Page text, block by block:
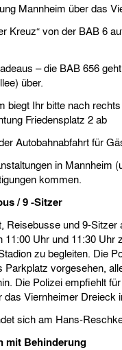
über das
von der BAB 6 auf
– die BAB 656 geht
über.
Ihr bitte nach rechts
Friedensplatz 2 ab
Autobahnabfahrt für
in Mannheim
kommen.
/ 9 -Sitzer
Reisebusse und 9-Sitzer
Uhr und 11:30 Uhr
zu begleiten. Die
Parkplatz vorgesehen,
Die Polizei empfiehlt
Viernheimer Dreieck
sich am Hans-
mit Behinderung